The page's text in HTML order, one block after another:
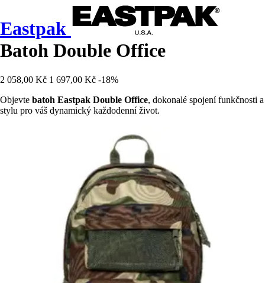
Eastpak
Batoh Double Office
2 058,00 Kč 1 697,00 Kč -18%
Objevte batoh Eastpak Double Office, dokonalé spojení funkčnosti a
stylu pro váš dynamický každodenní život.